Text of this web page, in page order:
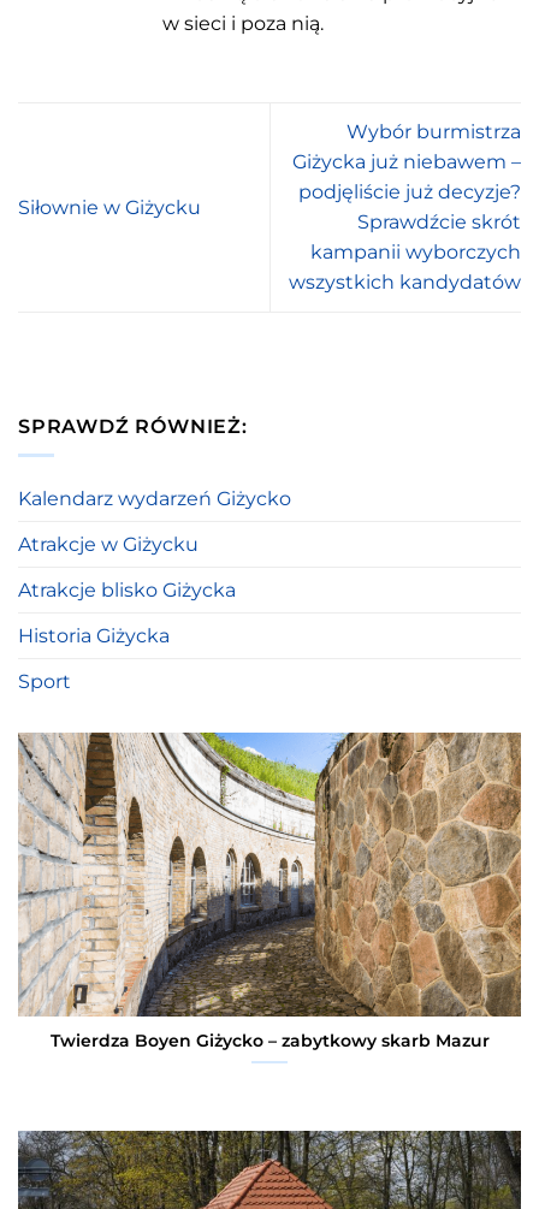
w sieci i poza nią.
Siłownie w Giżycku
Wybór burmistrza
Giżycka już niebawem –
podjęliście już decyzje?
Sprawdźcie skrót
kampanii wyborczych
wszystkich kandydatów
SPRAWDŹ RÓWNIEŻ:
Kalendarz wydarzeń Giżycko
Atrakcje w Giżycku
Atrakcje blisko Giżycka
Historia Giżycka
Sport
Twierdza Boyen Giżycko – zabytkowy skarb Mazur